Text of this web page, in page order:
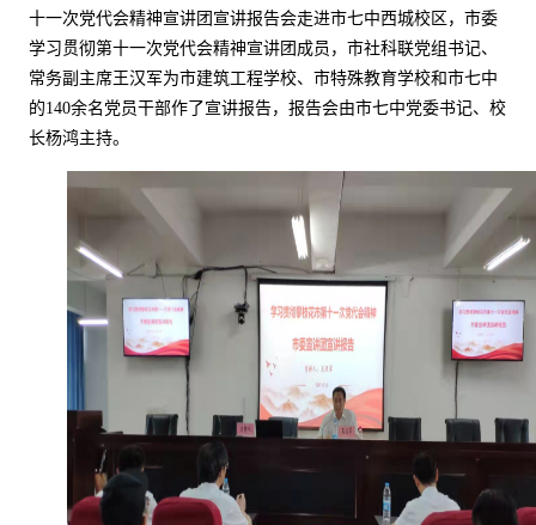
十一次党代会精神宣讲团宣讲报告会走进市七中西城校区，市委
学习贯彻第十一次党代会精神宣讲团成员，市社科联党组书记、
常务副主席王汉军为市建筑工程学校、市特殊教育学校和市七中
的140余名党员干部作了宣讲报告，报告会由市七中党委书记、校
长杨鸿主持。